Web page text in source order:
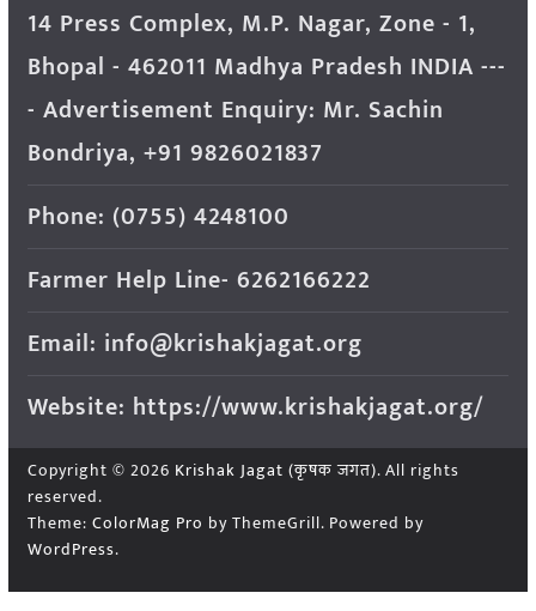
14 Press Complex, M.P. Nagar, Zone - 1,
Bhopal - 462011 Madhya Pradesh INDIA ---
- Advertisement Enquiry: Mr. Sachin
Bondriya, +91 9826021837
Phone: (0755) 4248100
Farmer Help Line- 6262166222
Email: info@krishakjagat.org
Website: https://www.krishakjagat.org/
Copyright © 2026 Krishak Jagat (कृषक जगत). All rights
reserved.
Theme: ColorMag Pro by ThemeGrill. Powered by
WordPress.